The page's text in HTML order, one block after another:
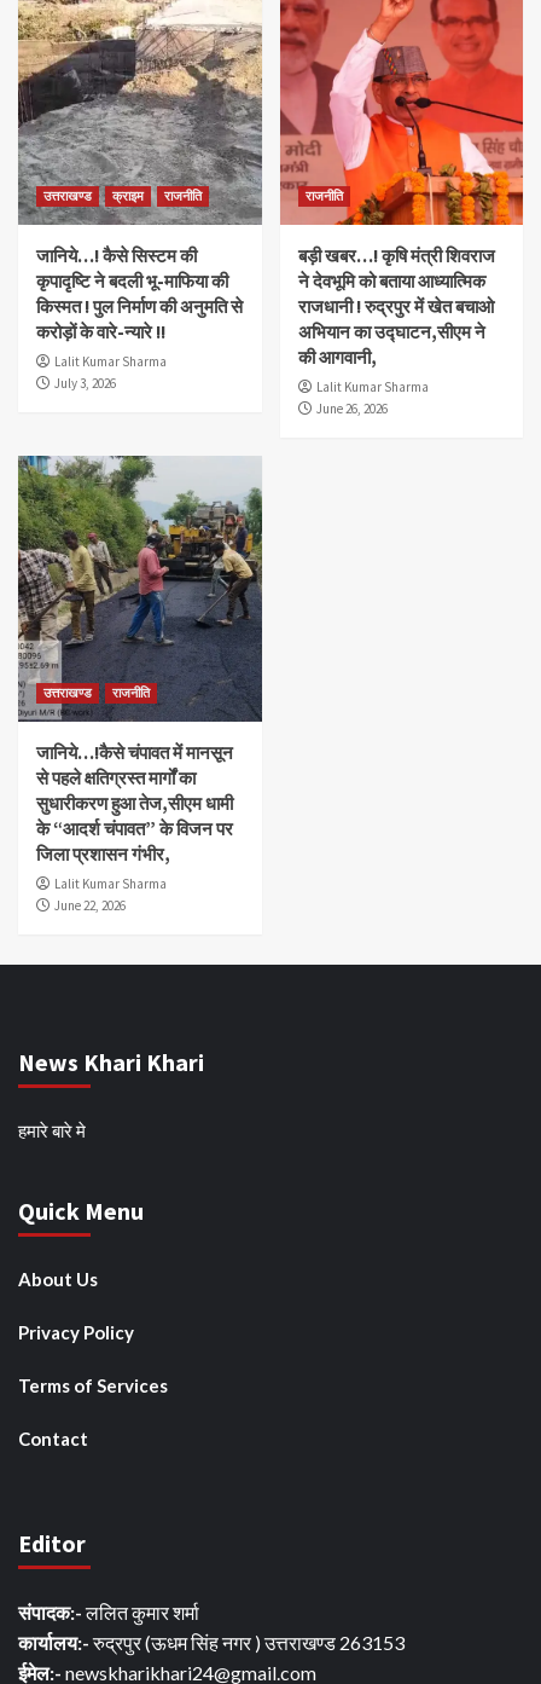
उत्तराखण्ड क्राइम राजनीति
जानिये…! कैसे सिस्टम की
कृपादृष्टि ने बदली भू-माफिया की
किस्मत ! पुल निर्माण की अनुमति से
करोड़ों के वारे-न्यारे !!
Lalit Kumar Sharma
July 3, 2026
राजनीति
बड़ी खबर…! कृषि मंत्री शिवराज
ने देवभूमि को बताया आध्यात्मिक
राजधानी ! रुद्रपुर में खेत बचाओ
अभियान का उद्घाटन,सीएम ने
की आगवानी,
Lalit Kumar Sharma
June 26, 2026
उत्तराखण्ड राजनीति
जानिये…!कैसे चंपावत में मानसून
से पहले क्षतिग्रस्त मार्गों का
सुधारीकरण हुआ तेज,सीएम धामी
के “आदर्श चंपावत” के विजन पर
जिला प्रशासन गंभीर,
Lalit Kumar Sharma
June 22, 2026
News Khari Khari
हमारे बारे मे
Quick Menu
About Us
Privacy Policy
Terms of Services
Contact
Editor
संपादक:-ललित कुमार शर्मा
कार्यालय:-रुद्रपुर (ऊधम सिंह नगर ) उत्तराखण्ड 263153
ईमेल:- newskharikhari24@gmail.com